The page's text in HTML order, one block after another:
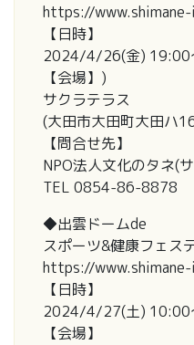
https://
【日時】
2024/4/26(金) 19:00
【会場】)
サクラテラス
(大田市大田町大田ハ
【問合せ先】
NPO法人文化のタネ(
TEL 0854-86-8878
◆出雲ドームde
スポーツ&健康フェス
https://
【日時】
2024/4/27(土) 10:00
【会場】